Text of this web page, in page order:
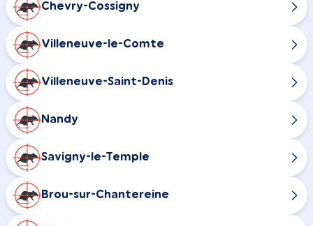
Chevry-Cossigny
Villeneuve-le-Comte
Villeneuve-Saint-Denis
Nandy
Savigny-le-Temple
Brou-sur-Chantereine